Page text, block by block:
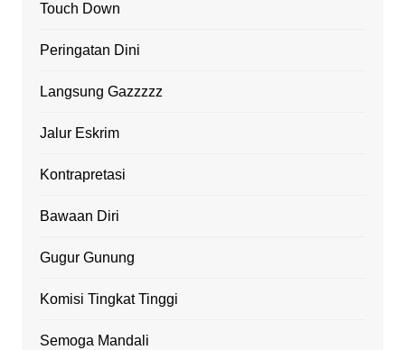
Touch Down
Peringatan Dini
Langsung Gazzzzz
Jalur Eskrim
Kontrapretasi
Bawaan Diri
Gugur Gunung
Komisi Tingkat Tinggi
Semoga Mandali